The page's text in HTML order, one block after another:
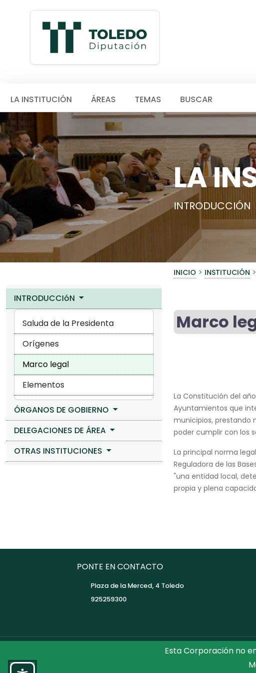
LA INSTITUCIÓN ÁREAS TEMAS BUSCAR
Esta Corporación no
LA
INTRODUCCIÓN
INICIO > INSTITUCIÓN >
INTRODUCCIóN
Saluda de la Presidenta
Orígenes
Marco legal
Elementos
ÓRGANOS DE GOBIERNO
DELEGACIONES DE ÁREA
OTRAS INSTITUCIONES
Marco
La Constitución del
Ayuntamientos que
municipios, prestando
poder cumplir con los
La principal norma
Reguladora de las
"una entidad local,
propia y plena
PONTE EN CONTACTO
Plaza de la Merced, 4 Toledo
925259300
©2026 Diputación de